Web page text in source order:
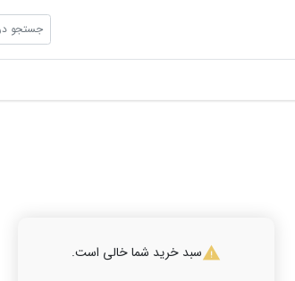
جستجو
سبد خرید شما خالی است.